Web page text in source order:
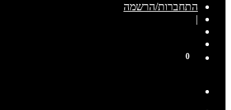
התחברות/הרשמה
|
0